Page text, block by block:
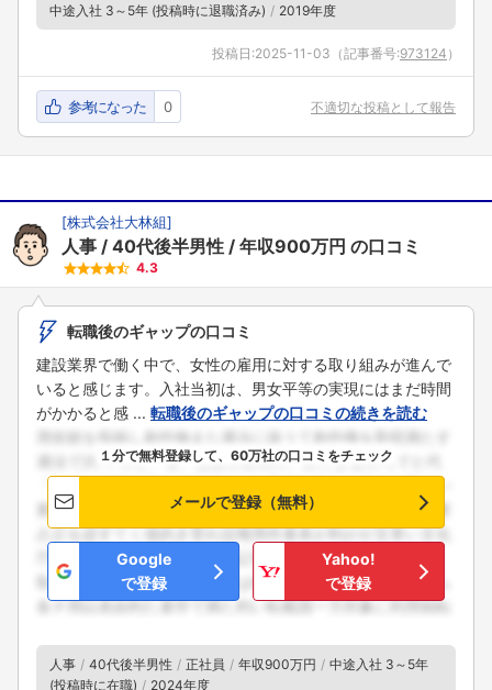
中途入社 3～5年 (投稿時に退職済み)
2019年度
投稿日:2025-11-03 （記事番号:973124 ）
参考になった 0 不適切な投稿として報告
[株式会社大林組]
人事 40代後半男性 年収900万円 の口コミ
4.3
転職後のギャップの口コミ
建設業界で働く中で、女性の雇用に対する取り組みが進んで
いると感じます。入社当初は、男女平等の実現にはまだ時間
がかかると感 ... 転職後のギャップの口コミの続きを読む
１分で無料登録して、60万社の口コミをチェック
メールで登録（無料）
Google
で登録
Yahoo!
で登録
人事 40代後半男性 正社員 年収900万円
中途入社 3～5年
(投稿時に在職)
2024年度